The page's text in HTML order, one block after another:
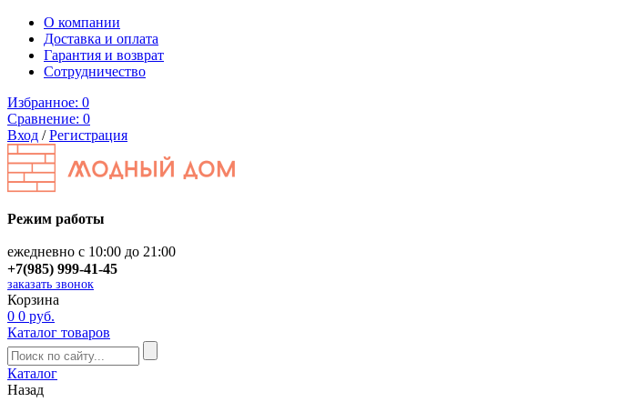
О компании
Доставка и оплата
Гарантия и возврат
Сотрудничество
Избранное: 0
Сравнение: 0
Вход /Регистрация
Режим работы
ежедневно с 10:00 до 21:00
+7(985) 999-41-45
заказать звонок
Корзина
0 0 руб.
Каталог товаров
Каталог
Назад